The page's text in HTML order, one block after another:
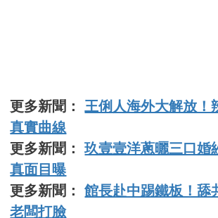
更多新聞： 王俐人海外大解放！
真實曲線
更多新聞：玖壹壹洋蔥曬三口婚
真面目曝
更多新聞：館長赴中踢鐵板！舔
老闆打臉